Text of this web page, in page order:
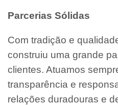
Parcerias Sólidas
Com tradição e
construiu uma grande
clientes. Atuamos
transparência e
relações duradouras e